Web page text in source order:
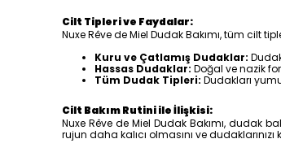
Cilt Tipleri ve Faydalar:
Nuxe Rêve de Miel Dudak Bakımı, tüm cilt
Kuru ve Çatlamış Dudaklar:
Hassas Dudaklar: Doğal ve nazik
Tüm Dudak Tipleri: Dudakları
Cilt Bakım Rutini ile İlişkisi:
Nuxe Rêve de Miel Dudak Bakımı, dudak
rujun daha kalıcı olmasını ve